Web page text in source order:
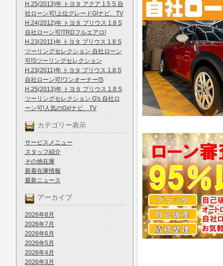
H.25(2013)年 トヨタ アクア 1.5 S 自
社ローン可!上位グレードG!ナビ、TV
H.24(2012)年 トヨタ プリウス 1.8 S
自社ローン可!TRDフルエアロ!
H.23(2011)年 トヨタ プリウス 1.8 S
ツーリングセレクション 自社ローン
可!Sツーリングセレクション
H.23(2011)年 トヨタ プリウス 1.8 S
自社ローン可!ワンオーナー!S
H.25(2013)年 トヨタ プリウス 1.8 S
ツーリングセレクション G's 自社ロ
ーン可!人気のGs!ナビ、TV
カテゴリー表示
サービスメニュー
スタッフ紹介
その他在庫
新着在庫情報
最新ニュース
アーカイブ
2026年8月
2026年7月
2026年6月
2026年5月
2026年4月
2026年3月